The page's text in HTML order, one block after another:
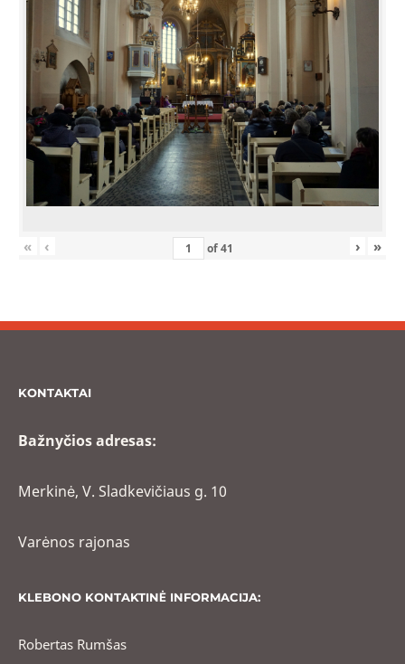
« ‹ of41 › »
KONTAKTAI
Bažnyčios adresas:
Merkinė, V. Sladkevičiaus g. 10
Varėnos rajonas
KLEBONO KONTAKTINĖ INFORMACIJA:
Robertas Rumšas